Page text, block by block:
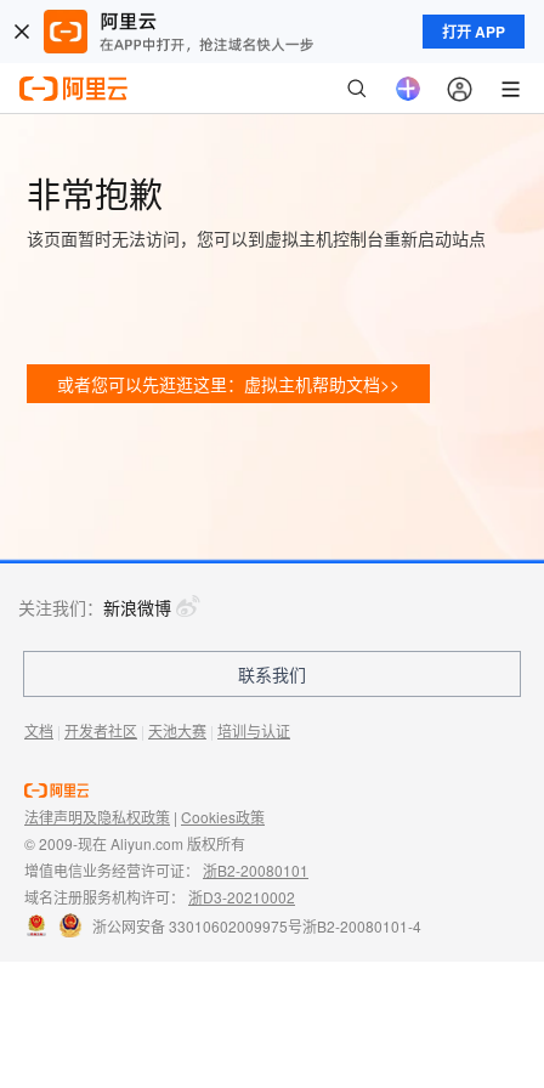
打开 APP
非常抱歉
该页面暂时无法访问，您可以到虚拟主机控制台重新启动站点
或者您可以先逛逛这里：虚拟主机帮助文档>>